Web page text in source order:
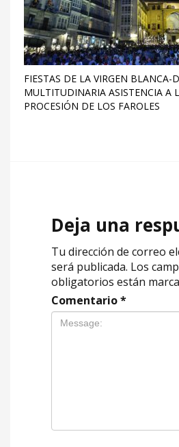
FIESTAS DE LA VIRGEN BLANCA-
MULTITUDINARIA ASISTENCIA A
PROCESIÓN DE LOS FAROLES
Deja una
Tu dirección de correo
será publicada. Los
obligatorios están
Comentario*